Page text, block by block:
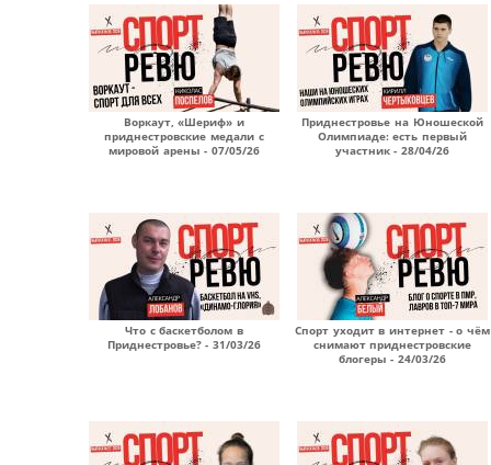
Воркаут, «Шериф» и
приднестровские медали с
мировой арены - 07/05/26
Приднестровье на Юношеской
Олимпиаде: есть первый
участник - 28/04/26
Что с баскетболом в
Приднестровье? - 31/03/26
Спорт уходит в интернет - о чём
снимают приднестровские
блогеры - 24/03/26